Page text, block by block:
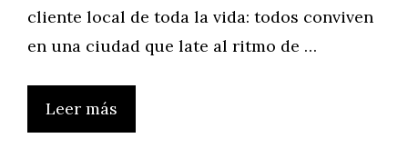
cliente local de toda la vida: todos conviven
en una ciudad que late al ritmo de …
Leer más